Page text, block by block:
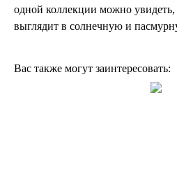
одной коллекции можно увидеть,
выглядит в солнечную и
Вас также могут заинтересовать: